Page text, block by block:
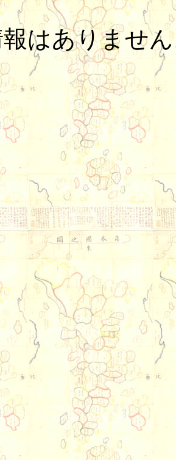
はありませ